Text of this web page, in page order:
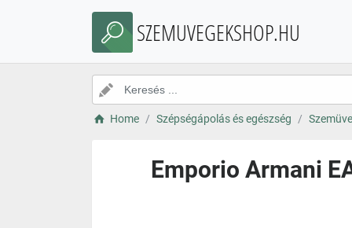
SZEMUVEGEKSHOP.HU
Home Szépségápolás és egészség
Emporio Armani